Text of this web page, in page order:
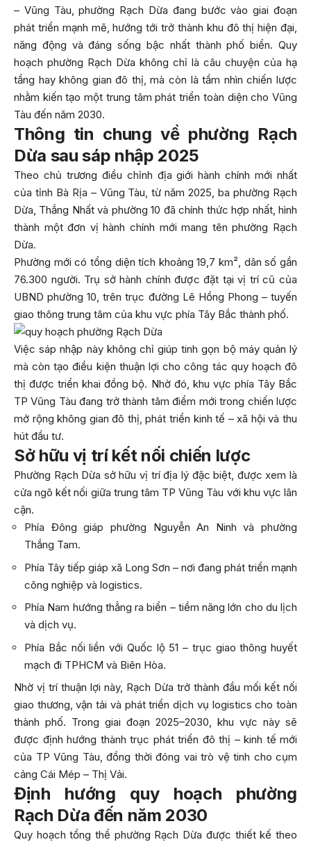
– Vũng Tàu, phường Rạch Dừa đang bước vào giai đoạn
phát triển mạnh mẽ, hướng tới trở thành khu đô thị hiện đại,
năng động và đáng sống bậc nhất thành phố biển. Quy
hoạch phường Rạch Dừa không chỉ là câu chuyện của hạ
tầng hay không gian đô thị, mà còn là tầm nhìn chiến lược
nhằm kiến tạo một trung tâm phát triển toàn diện cho Vũng
Tàu đến năm 2030.
Thông tin chung về phường Rạch
Dừa sau sáp nhập 2025
Theo chủ trương điều chỉnh địa giới hành chính mới nhất
của tỉnh Bà Rịa – Vũng Tàu, từ năm 2025, ba phường Rạch
Dừa, Thắng Nhất và phường 10 đã chính thức hợp nhất, hình
thành một đơn vị hành chính mới mang tên phường Rạch
Dừa.
Phường mới có tổng diện tích khoảng 19,7 km², dân số gần
76.300 người. Trụ sở hành chính được đặt tại vị trí cũ của
UBND phường 10, trên trục đường Lê Hồng Phong – tuyến
giao thông trung tâm của khu vực phía Tây Bắc thành phố.
Việc sáp nhập này không chỉ giúp tinh gọn bộ máy quản lý
mà còn tạo điều kiện thuận lợi cho công tác quy hoạch đô
thị được triển khai đồng bộ. Nhờ đó, khu vực phía Tây Bắc
TP Vũng Tàu đang trở thành tâm điểm mới trong chiến lược
mở rộng không gian đô thị, phát triển kinh tế – xã hội và thu
hút đầu tư.
Sở hữu vị trí kết nối chiến lược
Phường Rạch Dừa sở hữu vị trí địa lý đặc biệt, được xem là
cửa ngõ kết nối giữa trung tâm TP Vũng Tàu với khu vực lân
cận.
Phía Đông giáp phường Nguyễn An Ninh và phường
Thắng Tam.
Phía Tây tiếp giáp xã Long Sơn – nơi đang phát triển mạnh
công nghiệp và logistics.
Phía Nam hướng thẳng ra biển – tiềm năng lớn cho du lịch
và dịch vụ.
Phía Bắc nối liền với Quốc lộ 51 – trục giao thông huyết
mạch đi TPHCM và Biên Hòa.
Nhờ vị trí thuận lợi này, Rạch Dừa trở thành đầu mối kết nối
giao thương, vận tải và phát triển dịch vụ logistics cho toàn
thành phố. Trong giai đoạn 2025–2030, khu vực này sẽ
được định hướng thành trục phát triển đô thị – kinh tế mới
của TP Vũng Tàu, đồng thời đóng vai trò vệ tinh cho cụm
cảng Cái Mép – Thị Vải.
Định hướng quy hoạch phường
Rạch Dừa đến năm 2030
Quy hoạch tổng thể phường Rạch Dừa được thiết kế theo